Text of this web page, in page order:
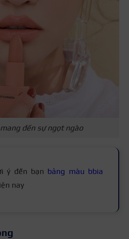
đến sự ngọt ngào
ý đến bạn bảng màu bbia
nay